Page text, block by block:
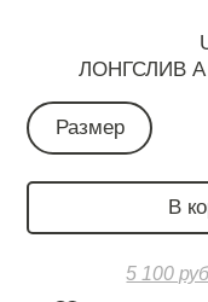
ЛОНГСЛИВ A
Размер
В
5 100